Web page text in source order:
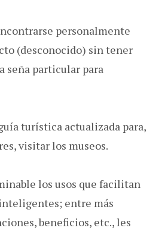
personalmente
(desconocido) sin tener
seña particular para
turística actualizada para,
visitar los museos.
los usos que facilitan
entre más
beneficios, etc., les